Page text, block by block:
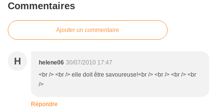
Commentaires
Ajouter un commentaire
H helene06 30/07/2010 17:47
<br /> <br /> elle doit être savoureuse!<br /> <br /> <br /> <br
/>
Répondre